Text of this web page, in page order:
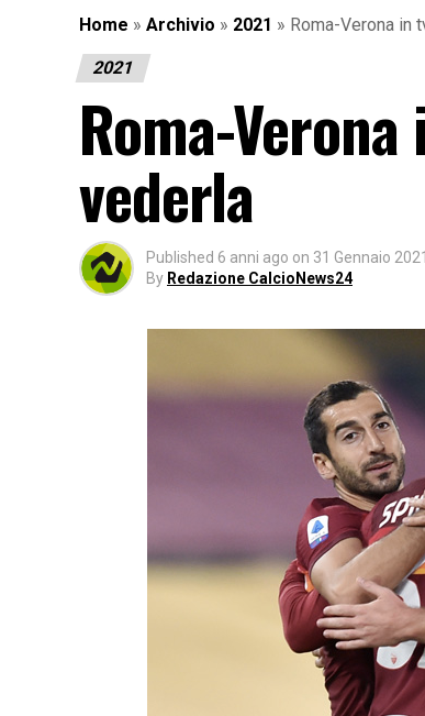
Home » Archivio » 2021 » Roma-Verona in
2021
Roma-
vederla
Published 6 anni ago on 31 Gennaio 2021
By Redazione CalcioNews24